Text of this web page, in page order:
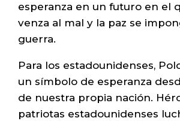
esperanza en un futuro en el
venza al mal y la paz se
guerra.
Para los estadounidenses,
un símbolo de esperanza
de nuestra propia nación.
patriotas estadounidenses